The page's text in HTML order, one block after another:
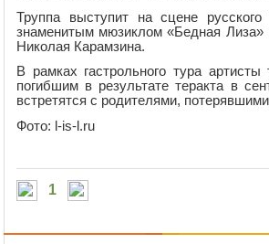
Труппа выступит на сцене
знаменитым мюзиклом «Бедная Лиза»
Николая Карамзина.
В рамках гастрольного тура
погибшим в результате теракта в
встретятся с родителями,
Фото: l-is-l.ru
1